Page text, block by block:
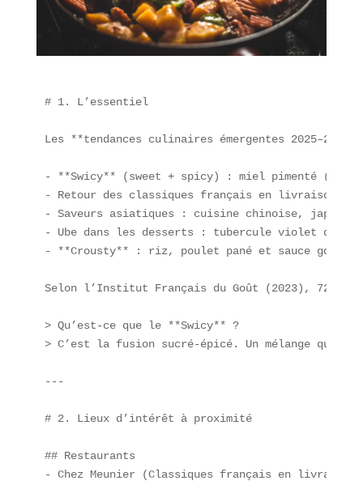
# 1. L’essentiel
Les **tendances culinaires émergentes
- **Swicy** (sweet + spicy) : miel pimenté («
- Retour des classiques français en livraison
- Saveurs asiatiques : cuisine chinoise,
- Ube dans les desserts : tubercule violet
- **Crousty** : riz, poulet pané et sauce
Selon l’Institut Français du Goût (2023), 72 %
> Qu’est-ce que le **Swicy** ?
> C’est la fusion sucré-épicé. Un mélange
---
# 2. Lieux d’intérêt à proximité
## Restaurants
- Chez Meunier (Classiques français en